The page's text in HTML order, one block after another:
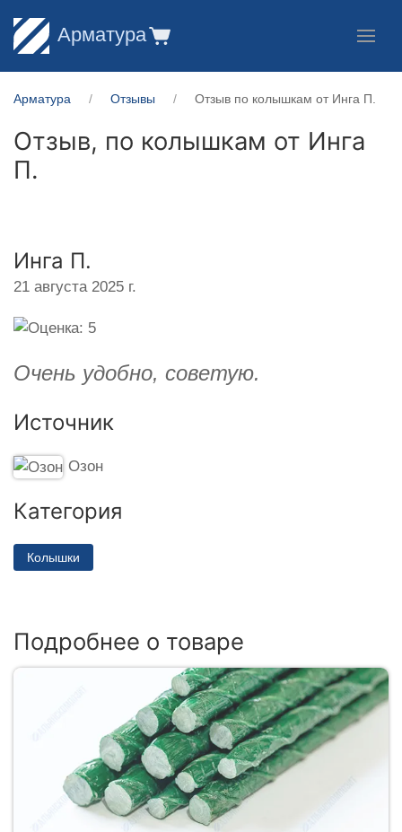
Арматура
Арматура Отзывы Отзыв по колышкам от Инга П.
Отзыв, по колышкам от Инга
П.
Инга П.
21 августа 2025 г.
Очень удобно, советую.
Источник
Озон
Категория
Колышки
Подробнее о товаре